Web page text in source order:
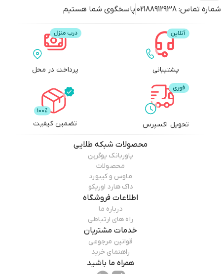
شماره تماس: 02188912938 پاسخگوی شما هستیم
پشتیبانی پرداخت در محل
تحویل اکسپرس تضمین کیفیت
محصولات شبکه طلایی
پاوربانک یوگرین
محصولات
ماوس و کیبورد
داک هارد اوریکو
اطلاعات فروشگاه
درباره ما
راه های ارتباطی
خدمات مشتریان
قوانین مرجوعی
راهنمای خرید
همراه ما باشید